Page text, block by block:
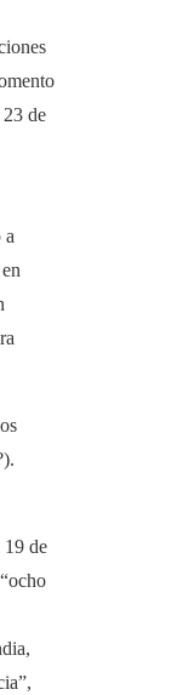
de
a
19 de